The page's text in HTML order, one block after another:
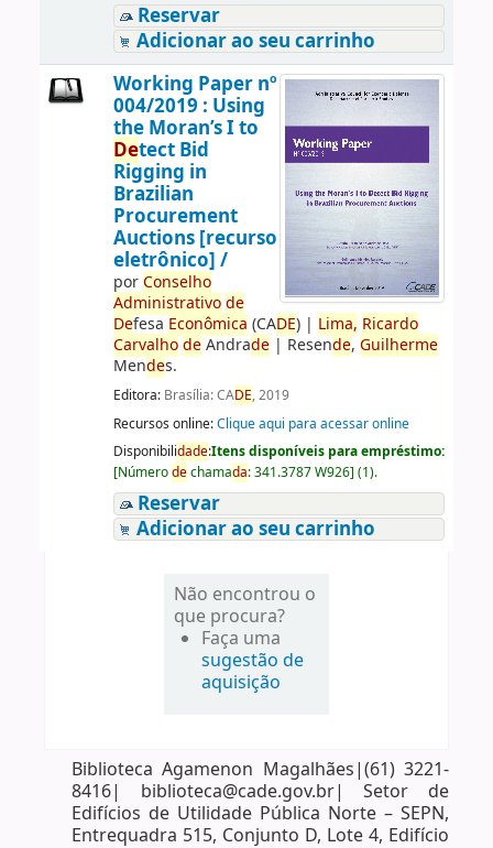
Reservar
Adicionar ao seu carrinho
Working Paper nº
004/2019 : Using
the Moran’s I to
Detect Bid
Rigging in
Brazilian
Procurement
Auctions [recurso
eletrônico] /
porConselho
Administrativo de
Defesa Econômica (CADE)| Lima, Ricardo
Carvalho deAndrade| Resende, Guilherme
Mendes.
Editora: Brasília: CADE, 2019
Recursos online:Clique aqui para acessar online
Disponibilidade:Itens disponíveis para empréstimo:
[Númerodechamada:341.3787 W926] (1).
Reservar
Adicionar ao seu carrinho
Não encontrou o
que procura?
Faça uma
sugestão de
aquisição
Biblioteca Agamenon Magalhães|(61) 3221-
8416| biblioteca@cade.gov.br| Setor de
Edifícios de Utilidade Pública Norte – SEPN,
Entrequadra 515, Conjunto D, Lote 4, Edifício